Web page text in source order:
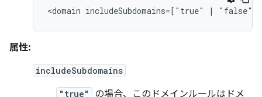
<domain includeSubdomains=["true" |
属性:
includeSubdomains
"true"
の場合、このドメインルールはドメ